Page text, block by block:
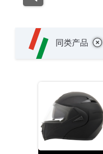
同类产品 +
查看